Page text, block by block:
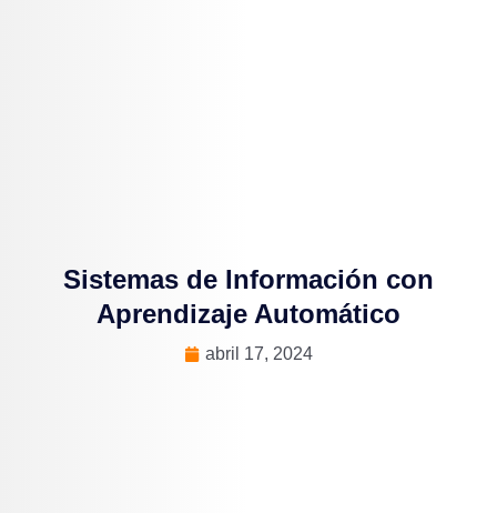
Sistemas de Información con
Aprendizaje Automático
abril 17, 2024